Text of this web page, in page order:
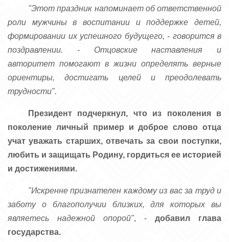
"Этот праздник напоминает об ответственной
роли мужчины в воспитании и поддержке детей,
формировании их успешного будущего, - говорится в
поздравлении. - Отцовские наставления и
авторитет помогают в жизни определять верные
ориентиры, достигать целей и преодолевать
трудности".
Президент подчеркнул, что из поколения в
поколение личный пример и доброе слово отца
учат уважать старших, отвечать за свои поступки,
любить и защищать Родину, гордиться ее историей
и достижениями.
"Искренне признателен каждому из вас за труд и
заботу о благополучии близких, для которых вы
являетесь надежной опорой", - добавил глава
государства.